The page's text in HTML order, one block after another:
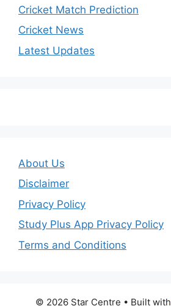
Cricket Match Prediction
Cricket News
Latest Updates
About Us
Disclaimer
Privacy Policy
Study Plus App Privacy Policy
Terms and Conditions
© 2026 Star Centre • Built with